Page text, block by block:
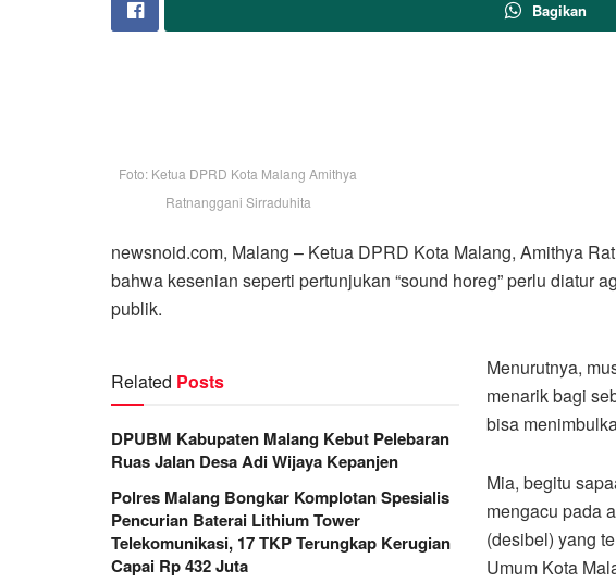
Bagikan
Foto: Ketua DPRD Kota Malang Amithya
Ratnanggani Sirraduhita
newsnoid.com, Malang – Ketua DPRD Kota Malang, Amithya
bahwa kesenian seperti pertunjukan “sound horeg” perlu diatur
publik.
Related Posts
DPUBM Kabupaten Malang Kebut Pelebaran
Ruas Jalan Desa Adi Wijaya Kepanjen
Polres Malang Bongkar Komplotan Spesialis
Pencurian Baterai Lithium Tower
Telekomunikasi, 17 TKP Terungkap Kerugian
Capai Rp 432 Juta
Menurutnya,
menarik bagi
bisa
Mia, begitu
mengacu pada
(desibel) yang
Umum Kota